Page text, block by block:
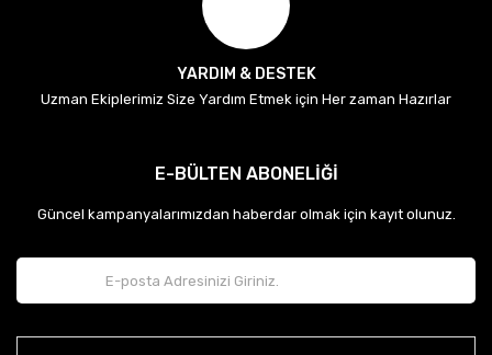
YARDIM & DESTEK
Uzman Ekiplerimiz Size Yardım Etmek için Her zaman Hazırlar
E-BÜLTEN ABONELİĞİ
Güncel kampanyalarımızdan haberdar olmak için kayıt olunuz.